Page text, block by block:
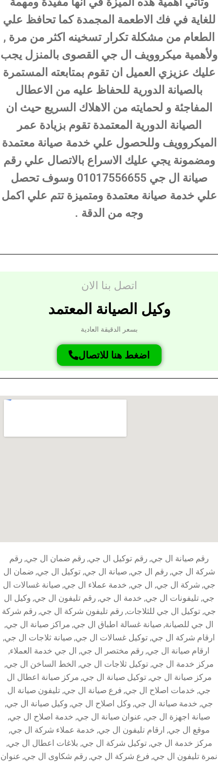
للغاية في فك الاطعمة المجمدة كما تحافظ علي
الطعام من مشكلة تكرار تسخينه اكثر من مرة ,
ولأهمية ميكروويف ال جي القصوى بالمنزل يجب
عليك عزيزي العميل ان تقوم بمتابعته المستمرة
بالصيانة الدورية للحفاظ عليه من الاعطال
المفاجئة و لحمايته من الاهلاك السريع حيث ان
الصيانة الدورية المعتمدة تقوم بزيادة عمر
الميكروويف وللحصول علي خدمة صيانة معتمدة
ومضمونة يجي عليك الاسراع بالاتصال علي رقم
صيانة ال جي 01017556655 وسوف تحصل
علي خدمة صيانة معتمدة ومتميزة تتم علي اكمل
وجه من الدقة .
اتصل بنا الان
وكيل الصيانة المعتمد
بسعر الدقيقة العادية
اضغط هنا للاتصال
رقم صيانة ال جي, رقم توكيل ال جي, رقم ضمان ال جي, رقم
شركة ال جي, رقم ال جي, صيانة ال جي, توكيل ال جي, ضمان ال
جي, شركة ال جي, ال جي, خدمة عملاء ال جي, صيانة غسالات ال
جي, تليفونات ال جي, خدمة ال جي, رقم تليفون ال جي, وكيل ال
جي, توكيل ال جي للثلاجات, رقم تليفون شركة ال جي, رقم شركة
ال جي للصيانة, صيانة غسالة اطباق ال جي, مراكز صيانة ال جي,
ارقام شركة ال جي, توكيل غسالات ال جي, صيانة ثلاجات ال جي,
ارقام صيانة ال جي, رقم مختصر ال جي, ال جي خدمة العملاء,
مركز خدمة ال جي, توكيل ثلاجات ال جي, الخط الساخن ال جي,
مركز صيانة ال جي, توكيل صيانة ال جي, مركز صيانة اعطال ال
جي, خدمات اصلاح ال جي, فرع صيانة ال جي, تليفون صيانة ال
جي, خدمة صيانة ال جي, وكل اصلاح ال جي, وكيل صيانة ال جي,
صيانة اجهزة ال جي, عنوان صيانة ال جي, خدمة اصلاح ال جي,
موقع ال جي, ارقام تليفون ال جي, خدمة عملاء شركة ال جي,
مركز خدمة ال جي, توكيل شركة ال جي, بلاغات اعطال ال جي,
نمرة تليفون ال جي, فرع شركة ال جي, رقم شكاوى ال جي, عنوان